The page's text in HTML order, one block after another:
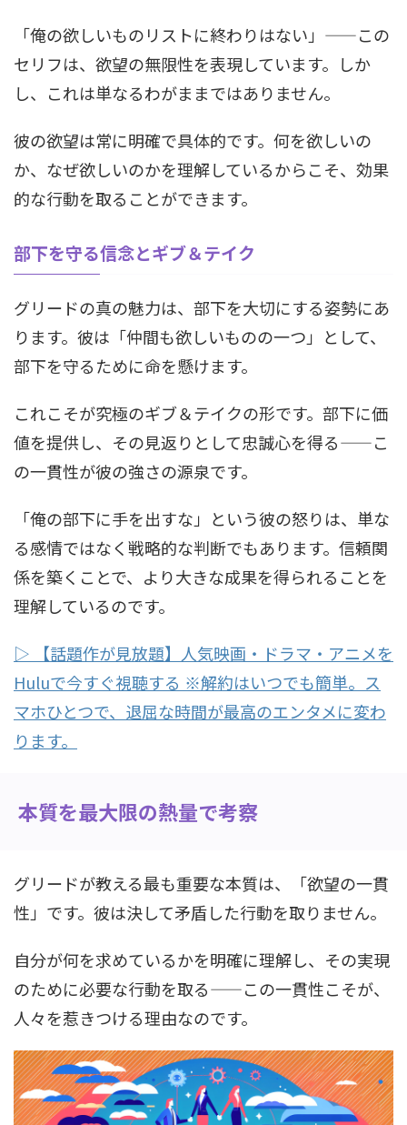
「俺の欲しいものリストに終わりはない」——この
セリフは、欲望の無限性を表現しています。しか
し、これは単なるわがままではありません。
彼の欲望は常に明確で具体的です。何を欲しいの
か、なぜ欲しいのかを理解しているからこそ、効果
的な行動を取ることができます。
部下を守る信念とギブ＆テイク
グリードの真の魅力は、部下を大切にする姿勢にあ
ります。彼は「仲間も欲しいものの一つ」として、
部下を守るために命を懸けます。
これこそが究極のギブ＆テイクの形です。部下に価
値を提供し、その見返りとして忠誠心を得る——こ
の一貫性が彼の強さの源泉です。
「俺の部下に手を出すな」という彼の怒りは、単な
る感情ではなく戦略的な判断でもあります。信頼関
係を築くことで、より大きな成果を得られることを
理解しているのです。
▷ 【話題作が見放題】人気映画・ドラマ・アニメを
Huluで今すぐ視聴する ※解約はいつでも簡単。ス
マホひとつで、退屈な時間が最高のエンタメに変わ
ります。
本質を最大限の熱量で考察
グリードが教える最も重要な本質は、「欲望の一貫
性」です。彼は決して矛盾した行動を取りません。
自分が何を求めているかを明確に理解し、その実現
のために必要な行動を取る——この一貫性こそが、
人々を惹きつける理由なのです。